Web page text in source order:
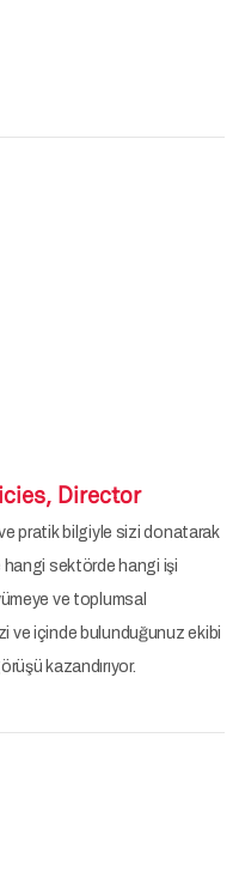
Director
pratik bilgiyle sizi donatarak
hangi sektörde hangi işi
ve toplumsal
ve içinde bulunduğunuz ekibi
kazandırıyor.